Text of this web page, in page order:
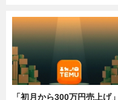
「初月から300万円売上げ」